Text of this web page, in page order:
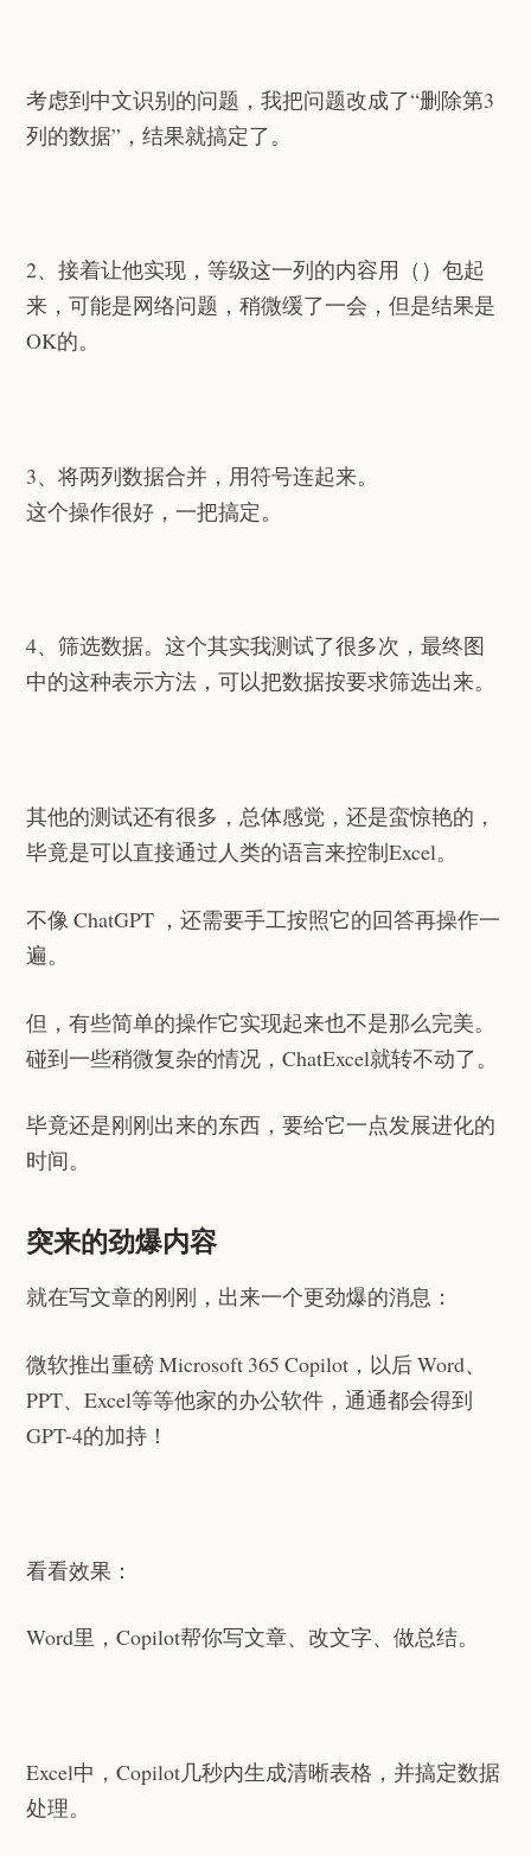
考虑到中文识别的问题，我把问题改成了“删除第3
列的数据”，结果就搞定了。
2、接着让他实现，等级这一列的内容用（）包起
来，可能是网络问题，稍微缓了一会，但是结果是
OK的。
3、将两列数据合并，用符号连起来。
这个操作很好，一把搞定。
4、筛选数据。这个其实我测试了很多次，最终图
中的这种表示方法，可以把数据按要求筛选出来。
其他的测试还有很多，总体感觉，还是蛮惊艳的，
毕竟是可以直接通过人类的语言来控制Excel。
不像 ChatGPT ，还需要手工按照它的回答再操作一
遍。
但，有些简单的操作它实现起来也不是那么完美。
碰到一些稍微复杂的情况，ChatExcel就转不动了。
毕竟还是刚刚出来的东西，要给它一点发展进化的
时间。
突来的劲爆内容
就在写文章的刚刚，出来一个更劲爆的消息：
微软推出重磅 Microsoft 365 Copilot，以后 Word、
PPT、Excel等等他家的办公软件，通通都会得到
GPT-4的加持！
看看效果：
Word里，Copilot帮你写文章、改文字、做总结。
Excel中，Copilot几秒内生成清晰表格，并搞定数据
处理。